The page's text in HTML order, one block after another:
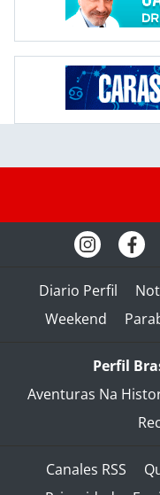
Diario Perfil
Weekend
Perfil
Aventuras Na
Canales RSS